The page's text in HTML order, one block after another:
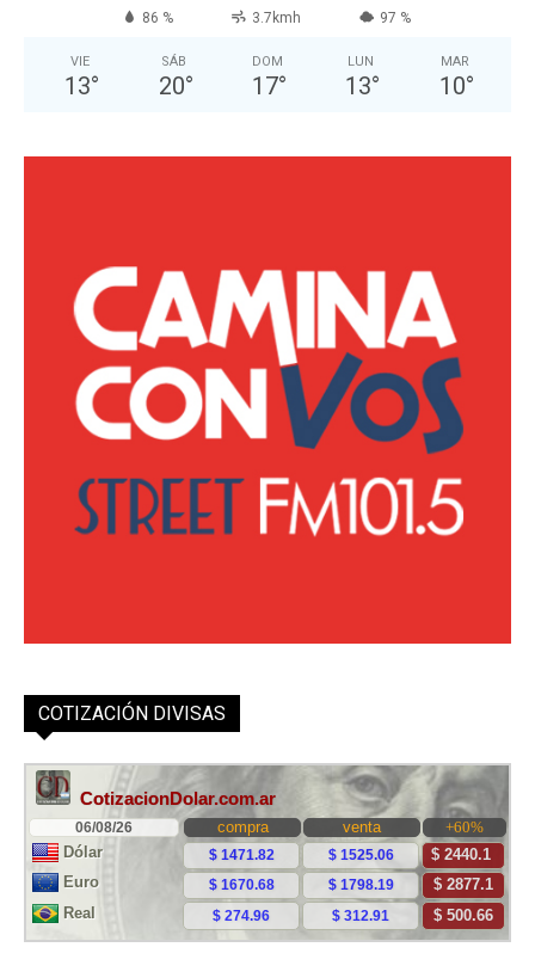
86 % 3.7kmh 97 %
VIE
13°
SÁB
20°
DOM
17°
LUN
13°
MAR
10°
COTIZACIÓN DIVISAS